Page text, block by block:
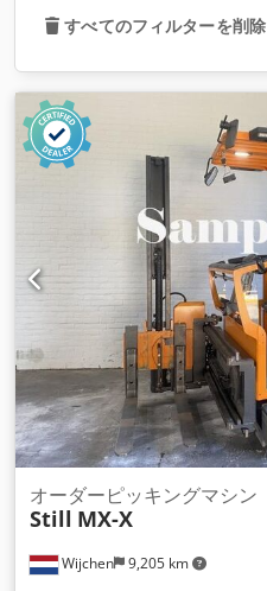
すべてのフィルターを削除
Wijchen 9,205 km
オーダーピッキングマシン
Still MX-X